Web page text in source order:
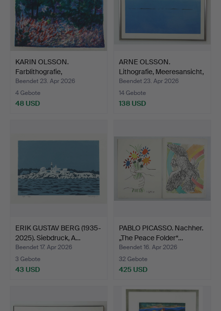
KARIN OLSSON.
Farblithografie,
Sommerlands…
Beendet 23. Apr 2026
4 Gebote
48 USD
ARNE OLSSON.
Lithografie, Meeresansicht,
n…
Beendet 23. Apr 2026
14 Gebote
138 USD
ERIK GUSTAV BERG (1935-
2025). Siebdruck, A…
Beendet 17. Apr 2026
3 Gebote
43 USD
PABLO PICASSO. Nachher.
„The Peace Folder“…
Beendet 16. Apr 2026
32 Gebote
425 USD